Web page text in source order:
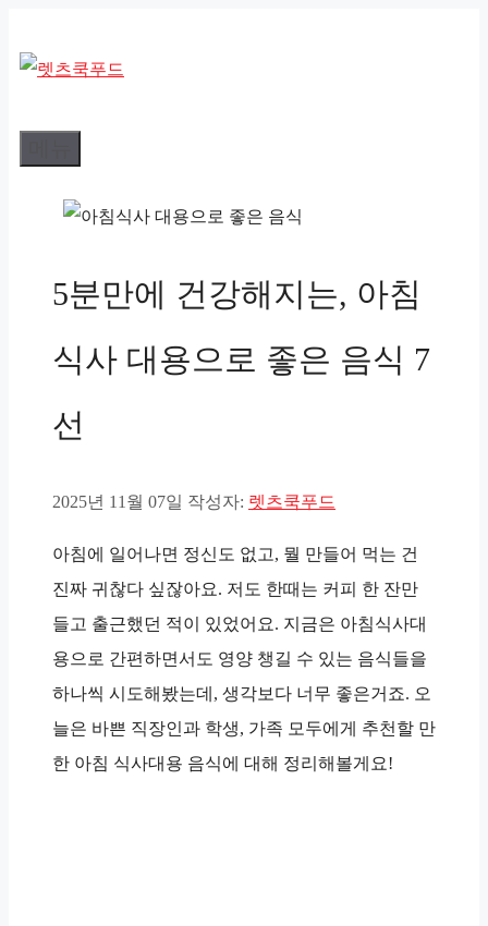
텐
로
건
5분만에 건강해지는, 아침
식사 대용으로 좋은 음식 7
선
2025년 11월 07일 작성자: 렛츠쿡푸드
아침에 일어나면 정신도 없고, 뭘 만들어 먹는 건
진짜 귀찮다 싶잖아요. 저도 한때는 커피 한 잔만
들고 출근했던 적이 있었어요. 지금은 아침식사대
용으로 간편하면서도 영양 챙길 수 있는 음식들을
하나씩 시도해봤는데, 생각보다 너무 좋은거죠. 오
늘은 바쁜 직장인과 학생, 가족 모두에게 추천할 만
한 아침 식사대용 음식에 대해 정리해볼게요!